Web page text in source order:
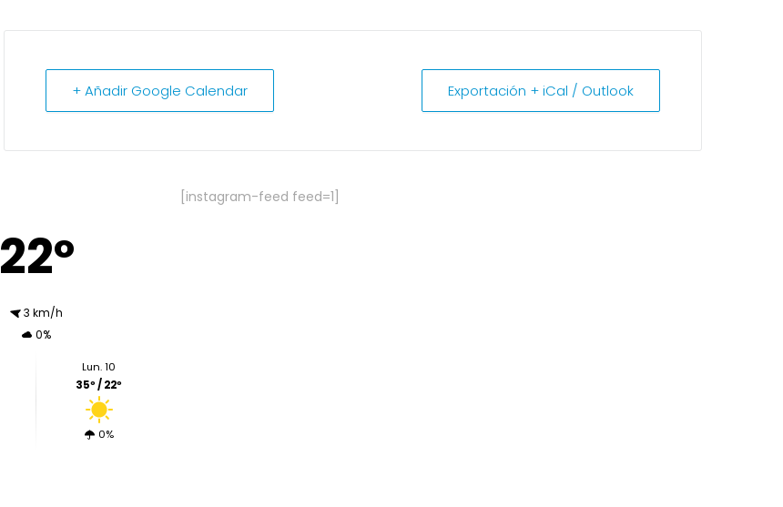
+ Añadir Google Calendar Exportación + iCal / Outlook
22º
3 km/h
0%
Lun. 10
35º / 22º
0%
[instagram-feed feed=1]